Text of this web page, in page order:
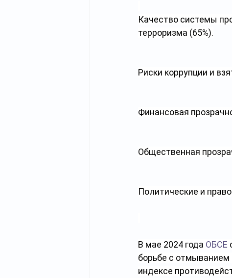
Качество системы
терроризма (65%).
Риски коррупции и
Финансовая
Общественная
Политические и
В мае 2024 года ОБСЕ
борьбе с отмыванием
индексе